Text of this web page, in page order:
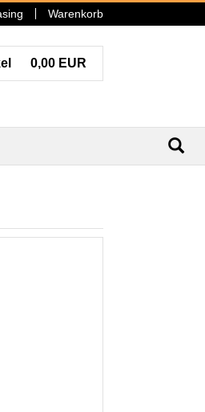
Warenkorb
0,00 EUR